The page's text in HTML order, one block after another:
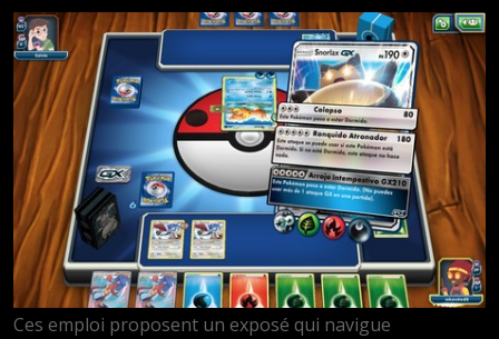
Ces emploi proposent un exposé qui navigue